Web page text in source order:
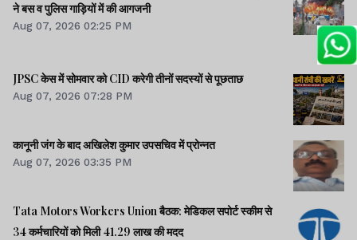
ने बस व पुलिस गाड़ियों में की आगजनी
Aug 07, 2026 02:25 PM
JPSC केस में सोमवार को CID करेगी तीनों सदस्यों से पूछताछ
Aug 07, 2026 07:28 PM
कानूनी जंग के बाद अखिलेश कुमार उपसचिव में प्रोन्नत
Aug 07, 2026 03:35 PM
Tata Motors Workers Union बैठक: मेडिकल सपोर्ट स्कीम से
34 कर्मचारियों को मिली 41.29 लाख की मदद